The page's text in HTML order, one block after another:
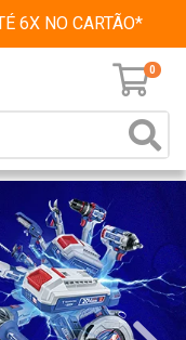
6X NO CARTÃO*
0